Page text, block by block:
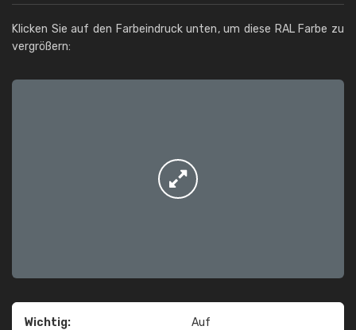
Klicken Sie auf den Farbeindruck unten, um diese RAL Farbe zu
vergrößern:
Wichtig: Auf